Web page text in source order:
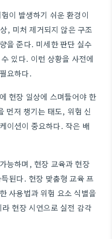
이 발생하기 쉬운 환경이
, 미처 제거되지 않은 구조
을 준다. 미세한 판단 실수
있다. 이런 상황을 사전에
요하다.
현장 일상에 스며들어야 한
먼저 챙기는 태도, 위험 신
이션이 중요하다. 작은 배
능하며, 현장 교육과 현장
된다. 현장 맞춤형 교육 프
사용법과 위험 요소 식별을
현장 시연으로 실전 감각